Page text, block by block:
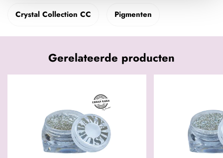
Crystal Collection CC Pigmenten
Gerelateerde producten